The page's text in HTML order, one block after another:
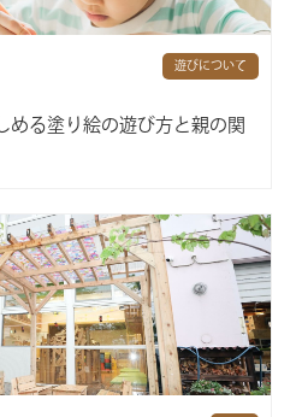
遊びについて
める塗り絵の遊び方と親の関